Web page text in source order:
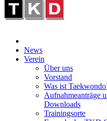
News
Verein
Über uns
Vorstand
Was ist
Aufnahmeanträge
Downloads
Trainingsorte